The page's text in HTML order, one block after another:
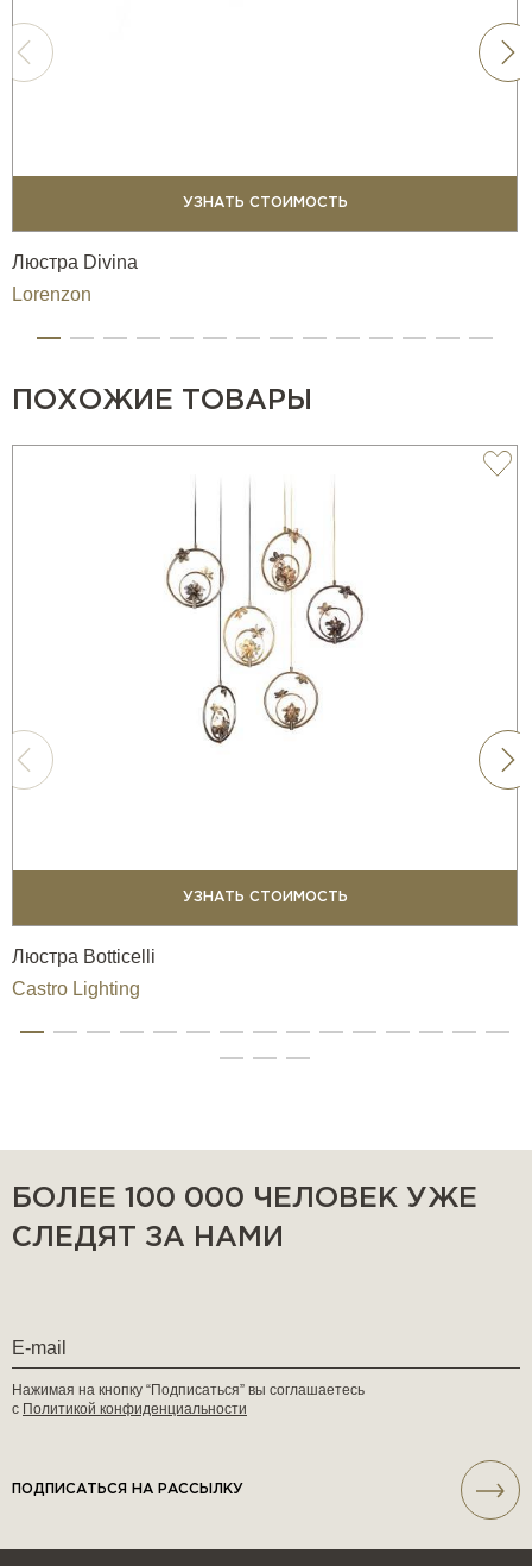
УЗНАТЬ СТОИМОСТЬ
Люстра Divina
Lorenzon
ПОХОЖИЕ ТОВАРЫ
УЗНАТЬ СТОИМОСТЬ
Люстра Botticelli
Castro Lighting
БОЛЕЕ 100 000 ЧЕЛОВЕК УЖЕ
СЛЕДЯТ ЗА НАМИ
Нажимая на кнопку “Подписаться” вы соглашаетесь
с Политикой конфиденциальности
ПОДПИСАТЬСЯ НА РАССЫЛКУ